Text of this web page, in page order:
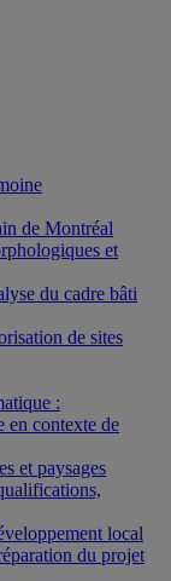
de Montréal
et
du cadre bâti
de sites
:
en contexte de
et paysages
local
du projet